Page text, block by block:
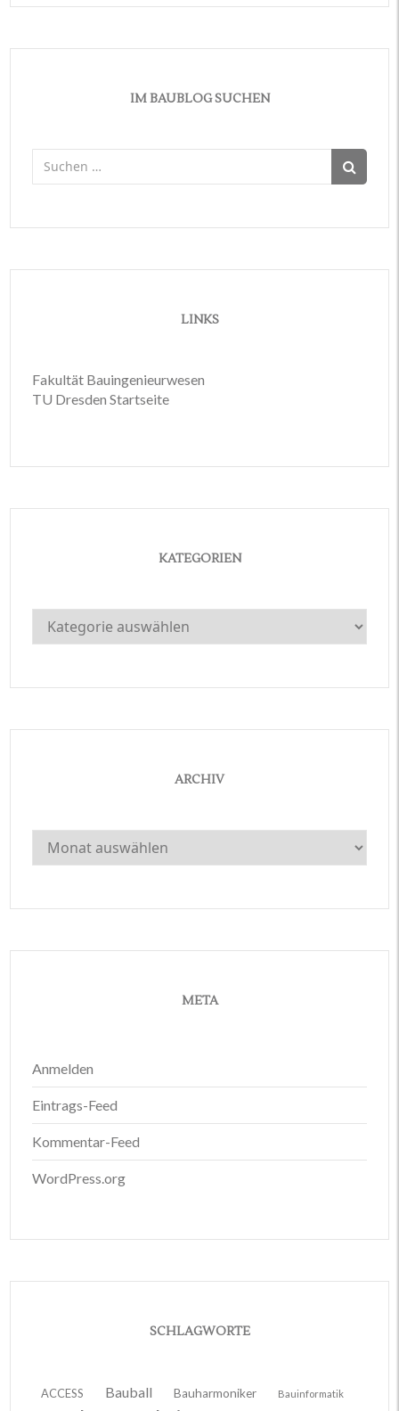
IM BAUBLOG SUCHEN
Suchen
nach:
LINKS
Fakultät Bauingenieurwesen
TU Dresden Startseite
KATEGORIEN
Kategorien
ARCHIV
Archiv
META
Anmelden
Eintrags-Feed
Kommentar-Feed
WordPress.org
SCHLAGWORTE
ACCESS Bauball Bauharmoniker Bauinformatik